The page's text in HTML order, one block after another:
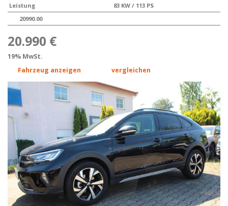
Leistung
83 KW / 113 PS
20990.00
20.990 €
19% MwSt.
Fahrzeug anzeigen
vergleichen